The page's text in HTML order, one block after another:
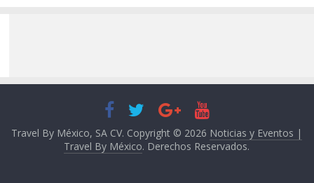
Travel By México, SA CV. Copyright © 2026 Noticias y Eventos |
Travel By México. Derechos Reservados.